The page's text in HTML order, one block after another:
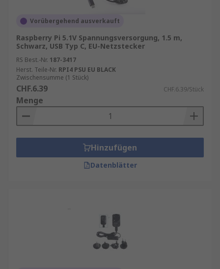
Vorübergehend ausverkauft
Raspberry Pi 5.1V Spannungsversorgung, 1.5 m,
Schwarz, USB Typ C, EU-Netzstecker
RS Best.-Nr. 187-3417
Herst. Teile-Nr. RPI4 PSU EU BLACK
Zwischensumme (1 Stück)
CHF.6.39 CHF.6.39/Stück
Menge
Hinzufügen
Datenblätter